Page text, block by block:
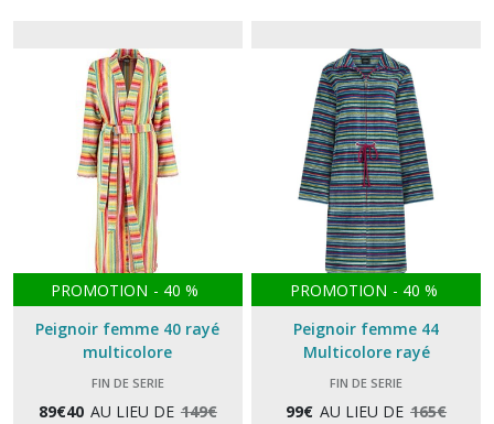
PROMOTION - 40 %
Peignoir femme 40 rayé
multicolore
FIN DE SERIE
89€40 AU LIEU DE 149€
PROMOTION - 40 %
Peignoir femme 44
Multicolore rayé
FIN DE SERIE
99€ AU LIEU DE 165€